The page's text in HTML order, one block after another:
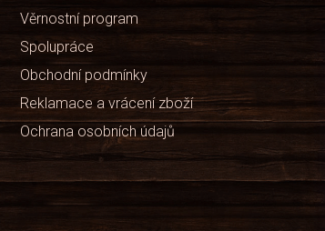
Věrnostní program
Spolupráce
Obchodní podmínky
Reklamace a vrácení zboží
Ochrana osobních údajů